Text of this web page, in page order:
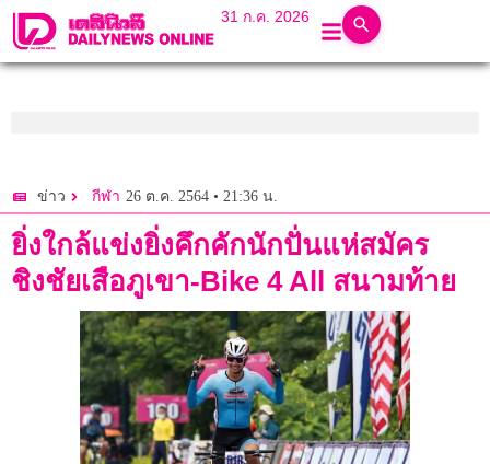
31 ก.ค. 2026
ข่าว กีฬา 26 ต.ค. 2564 • 21:36 น.
ยิ่งใกล้แข่งยิ่งคึกคักนักปั่นแห่สมัคร
ชิงชัยเสือภูเขา-Bike 4 All สนามท้าย